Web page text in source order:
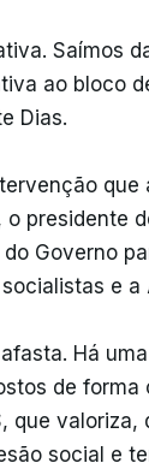
Saímos
ao bloco
Dias.
o presidente
do Governo
e a
Há
de
que
social e